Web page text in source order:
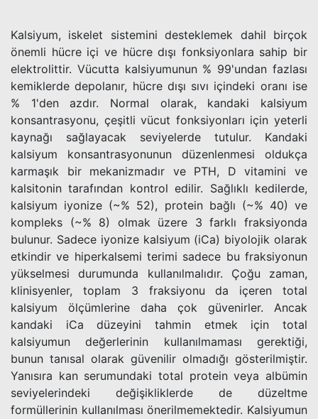
Kalsiyum, iskelet sistemini desteklemek dahil birçok
önemli hücre içi ve hücre dışı fonksiyonlara sahip bir
elektrolittir. Vücutta kalsiyumunun % 99'undan fazlası
kemiklerde depolanır, hücre dışı sıvı içindeki oranı ise
% 1'den azdır. Normal olarak, kandaki kalsiyum
konsantrasyonu, çeşitli vücut fonksiyonları için yeterli
kaynağı sağlayacak seviyelerde tutulur. Kandaki
kalsiyum konsantrasyonunun düzenlenmesi oldukça
karmaşık bir mekanizmadır ve PTH, D vitamini ve
kalsitonin tarafından kontrol edilir. Sağlıklı kedilerde,
kalsiyum iyonize (~% 52), protein bağlı (~% 40) ve
kompleks (~% 8) olmak üzere 3 farklı fraksiyonda
bulunur. Sadece iyonize kalsiyum (iCa) biyolojik olarak
etkindir ve hiperkalsemi terimi sadece bu fraksiyonun
yükselmesi durumunda kullanılmalıdır. Çoğu zaman,
klinisyenler, toplam 3 fraksiyonu da içeren total
kalsiyum ölçümlerine daha çok güvenirler. Ancak
kandaki iCa düzeyini tahmin etmek için total
kalsiyumun değerlerinin kullanılmaması gerektiği,
bunun tanısal olarak güvenilir olmadığı gösterilmiştir.
Yanısıra kan serumundaki total protein veya albümin
seviyelerindeki değişikliklerde de düzeltme
formüllerinin kullanılması önerilmemektedir. Kalsiyumun